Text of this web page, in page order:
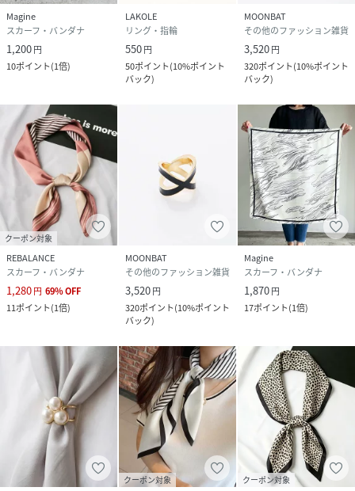
Magine
スカーフ・バンダナ
1,200円
10ポイント(1倍)
LAKOLE
リング・指輪
550円
50ポイント(10%ポイント
バック)
MOONBAT
その他のファッション雑貨
3,520円
320ポイント(10%ポイント
バック)
クーポン対象
REBALANCE
スカーフ・バンダナ
1,280円 69%OFF
11ポイント(1倍)
MOONBAT
その他のファッション雑貨
3,520円
320ポイント(10%ポイント
バック)
Magine
スカーフ・バンダナ
1,870円
17ポイント(1倍)
クーポン対象 クーポン対象